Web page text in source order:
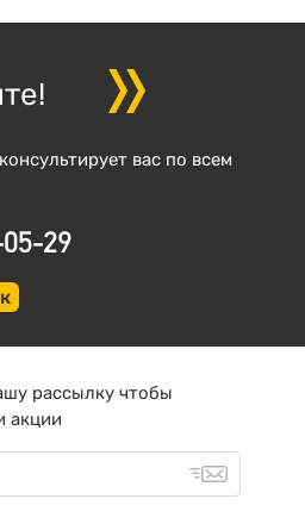
вас по всем
29
рассылку чтобы
акции